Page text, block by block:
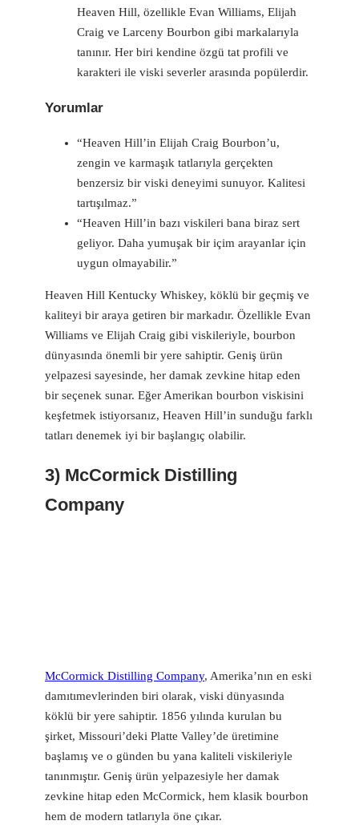
Heaven Hill, özellikle Evan Williams, Elijah
Craig ve Larceny Bourbon gibi markalarıyla
tanınır. Her biri kendine özgü tat profili ve
karakteri ile viski severler arasında popülerdir.
Yorumlar
“Heaven Hill’in Elijah Craig Bourbon’u,
zengin ve karmaşık tatlarıyla gerçekten
benzersiz bir viski deneyimi sunuyor. Kalitesi
tartışılmaz.”
“Heaven Hill’in bazı viskileri bana biraz sert
geliyor. Daha yumuşak bir içim arayanlar için
uygun olmayabilir.”
Heaven Hill Kentucky Whiskey, köklü bir geçmiş ve
kaliteyi bir araya getiren bir markadır. Özellikle Evan
Williams ve Elijah Craig gibi viskileriyle, bourbon
dünyasında önemli bir yere sahiptir. Geniş ürün
yelpazesi sayesinde, her damak zevkine hitap eden
bir seçenek sunar. Eğer Amerikan bourbon viskisini
keşfetmek istiyorsanız, Heaven Hill’in sunduğu farklı
tatları denemek iyi bir başlangıç olabilir.
3) McCormick Distilling
Company
McCormick Distilling Company, Amerika’nın en eski
damıtımevlerinden biri olarak, viski dünyasında
köklü bir yere sahiptir. 1856 yılında kurulan bu
şirket, Missouri’deki Platte Valley’de üretimine
başlamış ve o günden bu yana kaliteli viskileriyle
tanınmıştır. Geniş ürün yelpazesiyle her damak
zevkine hitap eden McCormick, hem klasik bourbon
hem de modern tatlarıyla öne çıkar.